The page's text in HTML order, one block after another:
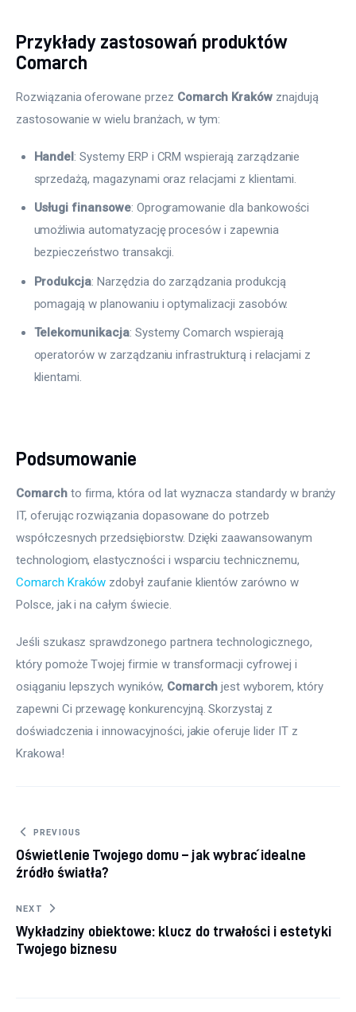
Przykłady zastosowań produktów
Comarch
Rozwiązania oferowane przez Comarch Kraków znajdują
zastosowanie w wielu branżach, w tym:
Handel: Systemy ERP i CRM wspierają zarządzanie
sprzedażą, magazynami oraz relacjami z klientami.
Usługi finansowe: Oprogramowanie dla bankowości
umożliwia automatyzację procesów i zapewnia
bezpieczeństwo transakcji.
Produkcja: Narzędzia do zarządzania produkcją
pomagają w planowaniu i optymalizacji zasobów.
Telekomunikacja: Systemy Comarch wspierają
operatorów w zarządzaniu infrastrukturą i relacjami z
klientami.
Podsumowanie
Comarch to firma, która od lat wyznacza standardy w branży
IT, oferując rozwiązania dopasowane do potrzeb
współczesnych przedsiębiorstw. Dzięki zaawansowanym
technologiom, elastyczności i wsparciu technicznemu,
Comarch Kraków zdobył zaufanie klientów zarówno w
Polsce, jak i na całym świecie.
Jeśli szukasz sprawdzonego partnera technologicznego,
który pomoże Twojej firmie w transformacji cyfrowej i
osiąganiu lepszych wyników, Comarch jest wyborem, który
zapewni Ci przewagę konkurencyjną. Skorzystaj z
doświadczenia i innowacyjności, jakie oferuje lider IT z
Krakowa!
Nawigacja wpisu
PREVIOUS
Oświetlenie Twojego domu – jak wybrać idealne
źródło światła?
NEXT
Wykładziny obiektowe: klucz do trwałości i estetyki
Twojego biznesu